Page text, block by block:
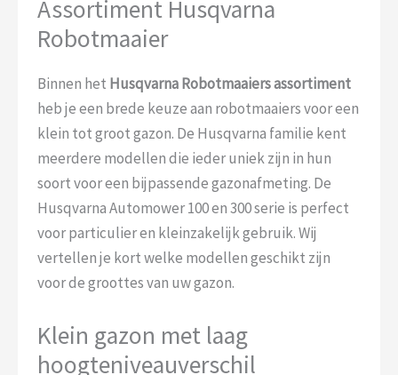
Assortiment Husqvarna
Robotmaaier
Binnen het Husqvarna Robotmaaiers assortiment
heb je een brede keuze aan robotmaaiers voor een
klein tot groot gazon. De Husqvarna familie kent
meerdere modellen die ieder uniek zijn in hun
soort voor een bijpassende gazonafmeting. De
Husqvarna Automower 100 en 300 serie is perfect
voor particulier en kleinzakelijk gebruik. Wij
vertellen je kort welke modellen geschikt zijn
voor de groottes van uw gazon.
Klein gazon met laag
hoogteniveauverschil